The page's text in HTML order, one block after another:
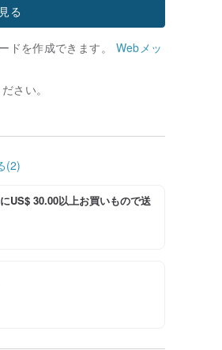
る
ドを作成できます。 Webメッ
さい。
(2)
US$ 30.00以上お買いもので送